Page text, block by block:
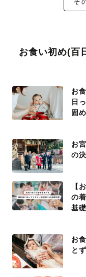
そ
お食い初め(百
お
日
固
お
の
【
の
基
お
と